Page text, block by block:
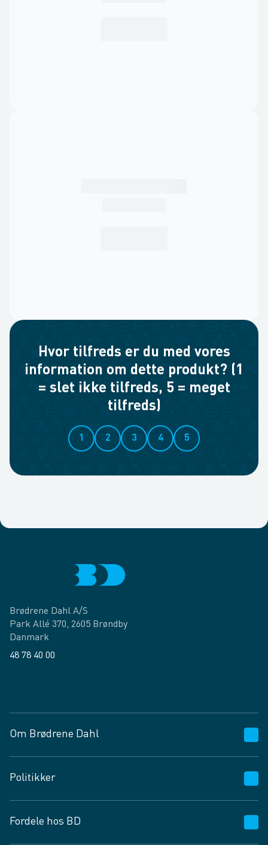
Hvor tilfreds er du med vores
information om dette produkt? (1
= slet ikke tilfreds, 5 = meget
tilfreds)
1 2 3 4 5
Brødrene Dahl A/S
Park Allé 370, 2605 Brøndby
Danmark
48 78 40 00
Om Brødrene Dahl
Vagttelefon 30 10 89 89
Spørgsmål og svar
Job og karriere
Politikker
Privatlivspolitik
Fordele hos BD